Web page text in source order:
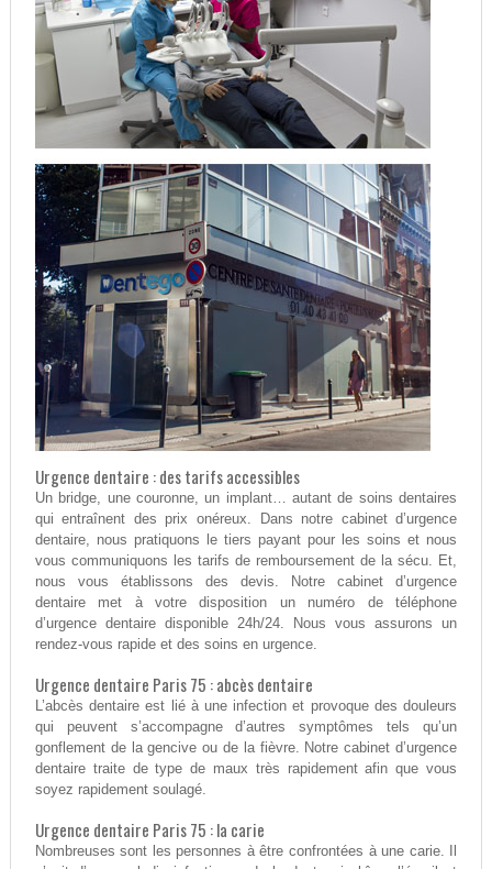
Urgence dentaire : des tarifs accessibles
Un bridge, une couronne, un implant… autant de soins dentaires
qui entraînent des prix onéreux. Dans notre cabinet d’urgence
dentaire, nous pratiquons le tiers payant pour les soins et nous
vous communiquons les tarifs de remboursement de la sécu. Et,
nous vous établissons des devis. Notre cabinet d’urgence
dentaire met à votre disposition un numéro de téléphone
d’urgence dentaire disponible 24h/24. Nous vous assurons un
rendez-vous rapide et des soins en urgence.
Urgence dentaire Paris 75 : abcès dentaire
L’abcès dentaire est lié à une infection et provoque des douleurs
qui peuvent s’accompagne d’autres symptômes tels qu’un
gonflement de la gencive ou de la fièvre. Notre cabinet d’urgence
dentaire traite de type de maux très rapidement afin que vous
soyez rapidement soulagé.
Urgence dentaire Paris 75 : la carie
Nombreuses sont les personnes à être confrontées à une carie. Il